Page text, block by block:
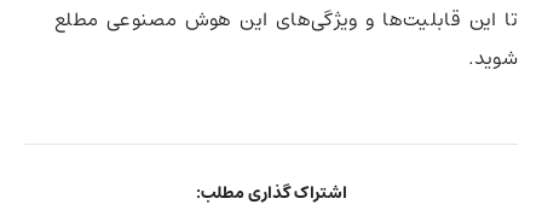
تا این قابلیت‌ها و ویژگی‌های این هوش مصنوعی مطلع
شوید.
اشتراک گذاری مطلب: